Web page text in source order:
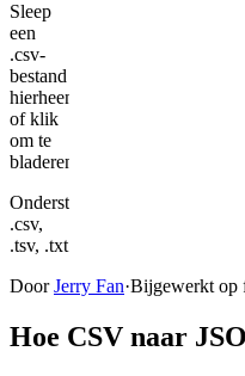
Sleep
een
.csv-
bestand
hierheen,
of klik
om te
bladeren
Ondersteunt
.csv,
.tsv, .txt
Door Jerry Fan·Bijgewerkt op
Hoe CSV naar